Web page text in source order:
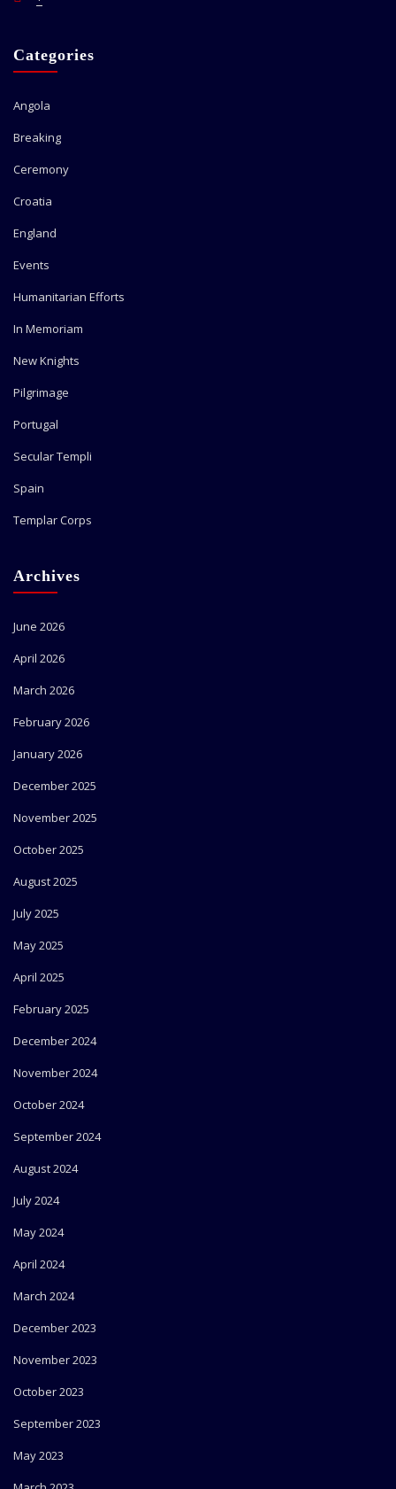
Categories
Angola
Breaking
Ceremony
Croatia
England
Events
Humanitarian Efforts
In Memoriam
New Knights
Pilgrimage
Portugal
Secular Templi
Spain
Templar Corps
Archives
June 2026
April 2026
March 2026
February 2026
January 2026
December 2025
November 2025
October 2025
August 2025
July 2025
May 2025
April 2025
February 2025
December 2024
November 2024
October 2024
September 2024
August 2024
July 2024
May 2024
April 2024
March 2024
December 2023
November 2023
October 2023
September 2023
May 2023